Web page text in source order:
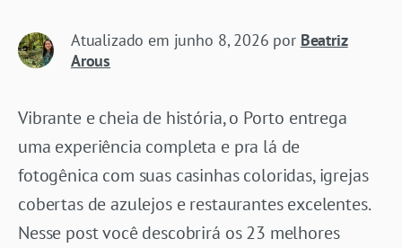
Atualizado em junho 8, 2026 por Beatriz
Arous
Vibrante e cheia de história, o Porto entrega
uma experiência completa e pra lá de
fotogênica com suas casinhas coloridas, igrejas
cobertas de azulejos e restaurantes excelentes.
Nesse post você descobrirá os 23 melhores